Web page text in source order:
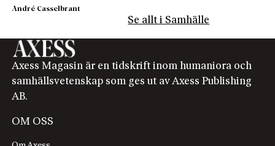
André Casselbrant
Se allt i Samhälle
Axess Magasin är en tidskrift inom humaniora och
samhällsvetenskap som ges ut av Axess Publishing
AB.
OM OSS